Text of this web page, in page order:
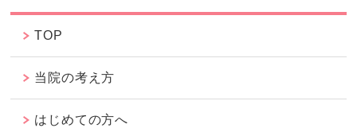
TOP
当院の考え方
はじめての方へ